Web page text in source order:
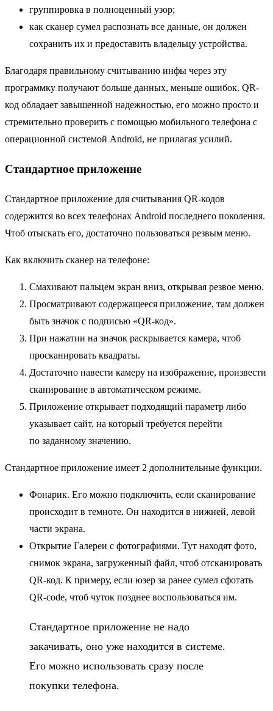
группировка в полноценный узор;
как сканер сумел распознать все данные, он должен
сохранить их и предоставить владельцу устройства.
Благодаря правильному считыванию инфы через эту
программку получают больше данных, меньше ошибок. QR-
код обладает завышенной надежностью, его можно просто и
стремительно проверить с помощью мобильного телефона с
операционной системой Android, не прилагая усилий.
Стандартное приложение
Стандартное приложение для считывания QR-кодов
содержится во всех телефонах Android последнего поколения.
Чтоб отыскать его, достаточно пользоваться резвым меню.
Как включить сканер на телефоне:
Смахивают пальцем экран вниз, открывая резвое меню.
Просматривают содержащееся приложение, там должен
быть значок с подписью «QR-код».
При нажатии на значок раскрывается камера, чтоб
просканировать квадраты.
Достаточно навести камеру на изображение, произвести
сканирование в автоматическом режиме.
Приложение открывает подходящий параметр либо
указывает сайт, на который требуется перейти
по заданному значению.
Стандартное приложение имеет 2 дополнительные функции.
Фонарик. Его можно подключить, если сканирование
происходит в темноте. Он находится в нижней, левой
части экрана.
Открытие Галереи с фотографиями. Тут находят фото,
снимок экрана, загруженный файл, чтоб отсканировать
QR-код. К примеру, если юзер за ранее сумел сфотать
QR-code, чтоб чуток позднее воспользоваться им.
Стандартное приложение не надо
закачивать, оно уже находится в системе.
Его можно использовать сразу после
покупки телефона.